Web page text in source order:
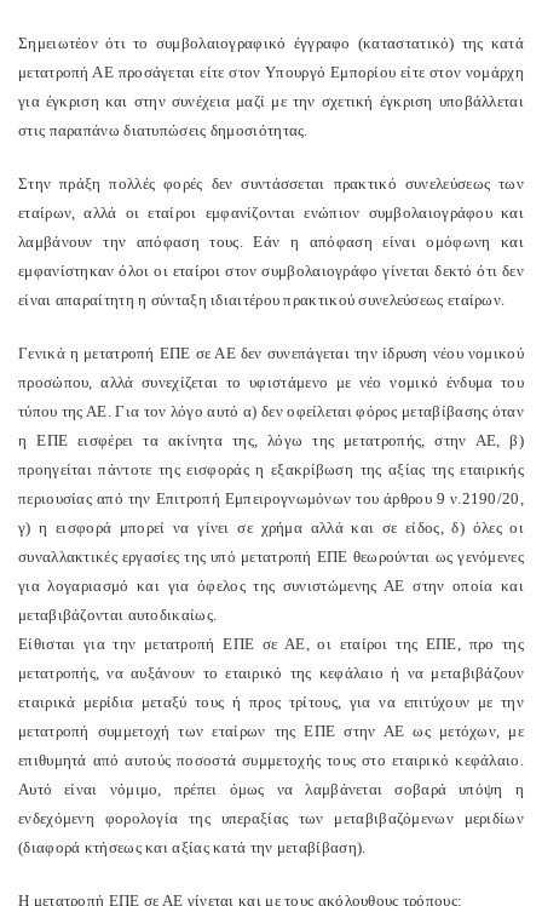
Σημειωτέον ότι το συμβολαιογραφικό έγγραφο (καταστατικό) της κατά
μετατροπή ΑΕ προσάγεται είτε στον Υπουργό Εμπορίου είτε στον νομάρχη
για έγκριση και στην συνέχεια μαζί με την σχετική έγκριση υποβάλλεται
στις παραπάνω διατυπώσεις δημοσιότητας.
Στην πράξη πολλές φορές δεν συντάσσεται πρακτικό συνελεύσεως των
εταίρων, αλλά οι εταίροι εμφανίζονται ενώπιον συμβολαιογράφου και
λαμβάνουν την απόφαση τους. Εάν η απόφαση είναι ομόφωνη και
εμφανίστηκαν όλοι οι εταίροι στον συμβολαιογράφο γίνεται δεκτό ότι δεν
είναι απαραίτητη η σύνταξη ιδιαιτέρου πρακτικού συνελεύσεως εταίρων.
Γενικά η μετατροπή ΕΠΕ σε ΑΕ δεν συνεπάγεται την ίδρυση νέου νομικού
προσώπου, αλλά συνεχίζεται το υφιστάμενο με νέο νομικό ένδυμα του
τύπου της ΑΕ. Για τον λόγο αυτό α) δεν οφείλεται φόρος μεταβίβασης όταν
η ΕΠΕ εισφέρει τα ακίνητα της, λόγω της μετατροπής, στην ΑΕ, β)
προηγείται πάντοτε της εισφοράς η εξακρίβωση της αξίας της εταιρικής
περιουσίας από την Επιτροπή Εμπειρογνωμόνων του άρθρου 9 ν.2190/20,
γ) η εισφορά μπορεί να γίνει σε χρήμα αλλά και σε είδος, δ) όλες οι
συναλλακτικές εργασίες της υπό μετατροπή ΕΠΕ θεωρούνται ως γενόμενες
για λογαριασμό και για όφελος της συνιστώμενης ΑΕ στην οποία και
μεταβιβάζονται αυτοδικαίως.
Είθισται για την μετατροπή ΕΠΕ σε ΑΕ, οι εταίροι της ΕΠΕ, προ της
μετατροπής, να αυξάνουν το εταιρικό της κεφάλαιο ή να μεταβιβάζουν
εταιρικά μερίδια μεταξύ τους ή προς τρίτους, για να επιτύχουν με την
μετατροπή συμμετοχή των εταίρων της ΕΠΕ στην ΑΕ ως μετόχων, με
επιθυμητά από αυτούς ποσοστά συμμετοχής τους στο εταιρικό κεφάλαιο.
Αυτό είναι νόμιμο, πρέπει όμως να λαμβάνεται σοβαρά υπόψη η
ενδεχόμενη φορολογία της υπεραξίας των μεταβιβαζόμενων μεριδίων
(διαφορά κτήσεως και αξίας κατά την μεταβίβαση).
Η μετατροπή ΕΠΕ σε ΑΕ γίνεται και με τους ακόλουθους τρόπους: